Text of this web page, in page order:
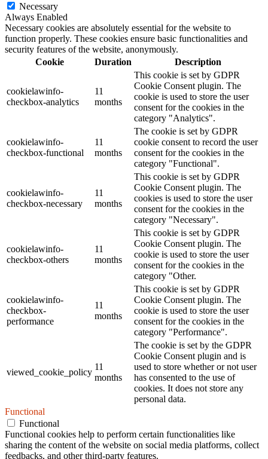
Necessary
Always Enabled
Necessary cookies are absolutely essential for the website to
function properly. These cookies ensure basic functionalities and
security features of the website, anonymously.
Cookie
Duration Description
cookielawinfo-
checkbox-analytics
11
months
This cookie is set by GDPR
Cookie Consent plugin. The
cookie is used to store the user
consent for the cookies in the
category "Analytics".
cookielawinfo-
checkbox-functional
11
months
The cookie is set by GDPR
cookie consent to record the user
consent for the cookies in the
category "Functional".
cookielawinfo-
checkbox-necessary
11
months
This cookie is set by GDPR
Cookie Consent plugin. The
cookies is used to store the user
consent for the cookies in the
category "Necessary".
cookielawinfo-
checkbox-others
11
months
This cookie is set by GDPR
Cookie Consent plugin. The
cookie is used to store the user
consent for the cookies in the
category "Other.
cookielawinfo-
checkbox-
performance
11
months
This cookie is set by GDPR
Cookie Consent plugin. The
cookie is used to store the user
consent for the cookies in the
category "Performance".
viewed_cookie_policy
11
months
The cookie is set by the GDPR
Cookie Consent plugin and is
used to store whether or not user
has consented to the use of
cookies. It does not store any
personal data.
Functional
Functional
Functional cookies help to perform certain functionalities like
sharing the content of the website on social media platforms, collect
feedbacks, and other third-party features.